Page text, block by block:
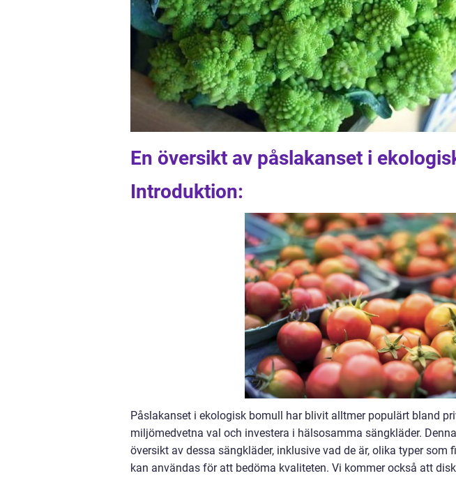
En översikt av påslakanset i
Introduktion:
Påslakanset i ekologisk bomull har blivit alltmer populärt bland
miljömedvetna val och investera i hälsosamma sängkläder.
översikt av dessa sängkläder, inklusive vad de är, olika typer
kan användas för att bedöma kvaliteten. Vi kommer också att